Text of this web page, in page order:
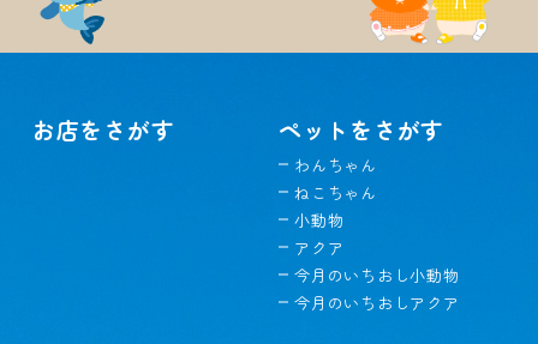
お店をさがす ペットをさがす
わんちゃん
ねこちゃん
小動物
アクア
今月のいちおし小動物
今月のいちおしアクア